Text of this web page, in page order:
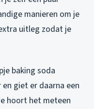
manieren om je
uitleg zodat je
baking soda
giet er daarna een
hoort het meteen